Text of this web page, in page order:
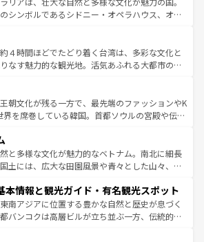
な旅のスタイルだ。 なお、新着のアメリカ
ンテンツ一覧 を参照してほしい。
が息づいている。「アロハスピリット」と呼ば
しいローカルフードやハワイアンミュージッ
なフラダンスなど、すべてがハワイの魅力を彩
訪れるたびに新しい発見と感動が待っているハ
ツ一覧
シンボルであるシドニー・オペラハウス、オー
や大陸中央部にそびえるウルル（エアーズロッ
マニアの美しい原生林やケアンズの熱帯雨林な
ろがたくさん。また、カフェやワイン、オージ
ティビティも充実しており、サーフィンやダイ
イキングなど、アウトドア好きにはたまらな
トラリアの多彩な魅力を存分に味わいつくそ
しい。
４時間ほどでたどり着く台湾は、多彩な文化と
なす魅力的な観光地。活気あふれる大都市の台
つな山岳地帯である台湾東部など、都市の喧騒
けさが共存しており、訪れる人に新しい発見と
らしてくれる。また、奥深い台湾の食文化も魅
と評判のスイーツなど、バラエティ豊かな料理
が味わえる。 なお、新着の台湾情報は コンテンツ一覧を参
い。
朝文化が残る一方で、最先端のファッションやK
界を席巻している韓国。首都ソウルの宮殿や伝統
足を延ばせば四季折々の自然美を楽しむことが
して、キムチや焼肉、絶品のストリートフード
ざまな韓国料理が待っている。夜には、韓国な
まれながら、韓国の多彩な魅力を心ゆくまで味
わってみてほしい。 なお、新着の韓国情報はコンテンツ一
てほしい。
と多様な文化が魅力的なベトナム。南北に細長
土には、広大な田園風景や青々とした山々、世
と共に伝統が息づく。ハノイの古い町並みやホ
のフランス統治時代の建物も、独特の雰囲気を
いる。また、バラエティの豊かさとおいしさで
本情報と観光ガイド・有名観光スポット
南アジアに位置する豊かな自然と歴史が息づく
バンコクは高層ビルが立ち並ぶ一方、伝統的な